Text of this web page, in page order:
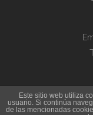
Este sitio web utiliza
usuario. Si continúa
de las mencionadas